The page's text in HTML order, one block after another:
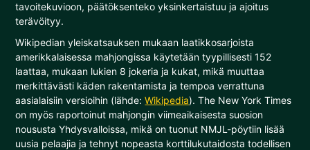
tavoitekuvioon, päätöksenteko yksinkertaistuu ja ajoitus
terävöityy.
Wikipedian yleiskatsauksen mukaan laatikkosarjoista
amerikkalaisessa mahjongissa käytetään tyypillisesti 152
laattaa, mukaan lukien 8 jokeria ja kukat, mikä muuttaa
merkittävästi käden rakentamista ja tempoa verrattuna
aasialaisiin versioihin (lähde:Wikipedia). The New York Times
on myös raportoinut mahjongin viimeaikaisesta suosion
noususta Yhdysvalloissa, mikä on tuonut NMJL-pöytiin lisää
uusia pelaajia ja tehnyt nopeasta korttilukutaidosta todellisen